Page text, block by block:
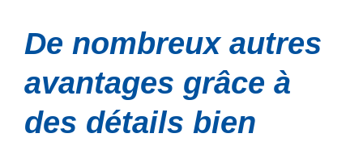
De nombreux autres
avantages grâce à
des détails bien